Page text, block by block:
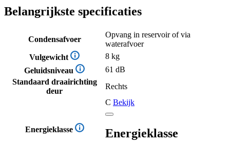
Belangrijkste specificaties
Condensafvoer
Opvang in reservoir of via
waterafvoer
Vulgewicht
8 kg
Geluidsniveau
61 dB
Standaard draairichting
deur
Rechts
Energieklasse
C Bekijk
Energieklasse